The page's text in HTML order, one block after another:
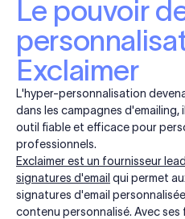
Le pouvoir
Exclaimer
L'hyper-personnalisation
dans les campagnes
outil fiable et efficace pour
professionnels.
Exclaimer est un fournisseur
signatures d'email qui permet
signatures d'email
contenu personnalisé. Avec